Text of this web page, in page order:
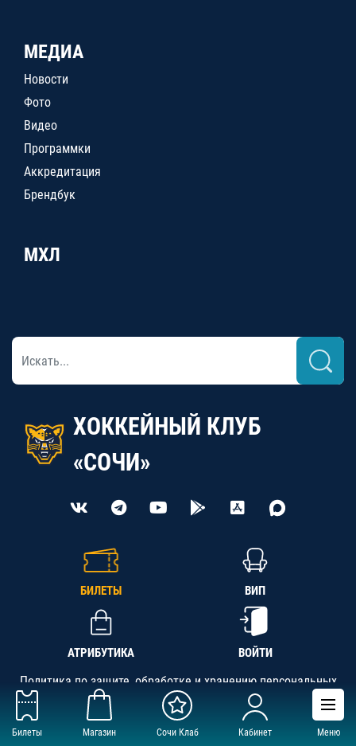
Билеты Магазин Сочи Клаб Кабинет Меню
МЕДИА
Новости
Фото
Видео
Программки
Аккредитация
Брендбук
МХЛ
ХОККЕЙНЫЙ КЛУБ
«СОЧИ»
БИЛЕТЫ ВИП
АТРИБУТИКА ВОЙТИ
Политика по защите, обработке и хранению персональных
данных
АНО «СК «Кубань-Регион», ОГРН 1142300002349,